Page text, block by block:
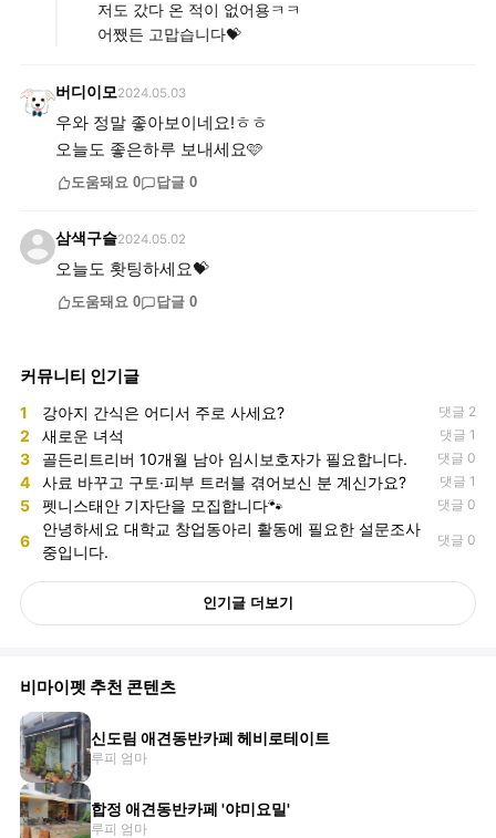
저도 갔다 온 적이 없어용ㅋㅋ
어쨌든 고맙습니다💝
버디이모 2024.05.03
우와 정말 좋아보이네요!ㅎㅎ
오늘도 좋은하루 보내세요🩷
도움돼요 0 답글 0
삼색구슬2024.05.02
오늘도 홧팅하세요💝
도움돼요 0 답글 0
커뮤니티 인기글
1 강아지 간식은 어디서 주로 사세요? 댓글 2
2 새로운 녀석 댓글 1
3 골든리트리버 10개월 남아 임시보호자가 필요합니다. 댓글 0
4 사료 바꾸고 구토·피부 트러블 겪어보신 분 계신가요? 댓글 1
5 펫니스태안 기자단을 모집합니다🐾 댓글 0
6
안녕하세요 대학교 창업동아리 활동에 필요한 설문조사
중입니다.
댓글 0
인기글 더보기
비마이펫 추천 콘텐츠
신도림 애견동반카페 헤비로테이트
루피 엄마
합정 애견동반카페 '야미요밀'
루피 엄마